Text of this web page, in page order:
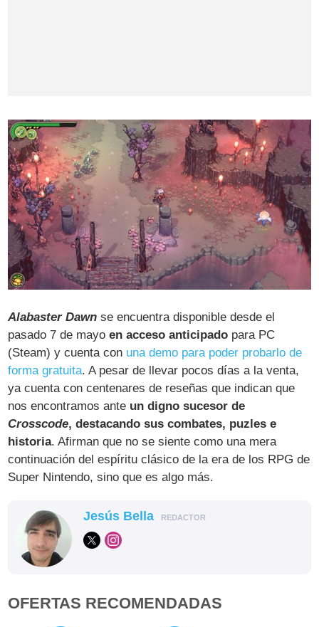
Alabaster Dawn se encuentra disponible desde el
pasado 7 de mayoen acceso anticipado para PC
(Steam) y cuenta con una demo para poder probarlo de
forma gratuita. A pesar de llevar pocos días a la venta,
ya cuenta con centenares de reseñas que indican que
nos encontramos ante un digno sucesor de
Crosscode, destacando sus combates, puzles e
historia. Afirman que no se siente como una mera
continuación del espíritu clásico de la era de los RPG de
Super Nintendo, sino que es algo más.
Jesús Bella REDACTOR
OFERTAS RECOMENDADAS